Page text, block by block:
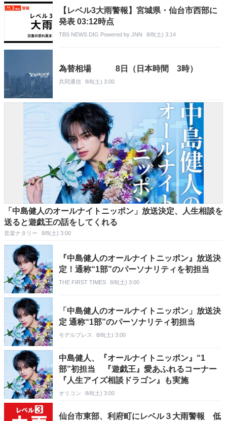
【レベル3大雨警報】宮城県・仙台市西部に
発表 03:12時点
TBS NEWS DIG Powered by JNN 8/8(土) 3:14
為替相場 8日（日本時間 3時）
共同通信 8/8(土) 3:00
「中島健人のオールナイトニッポン」放送決定、人生相談を
送ると遊戯王の話をしてくれる
音楽ナタリー 8/8(土) 3:00
『中島健人のオールナイトニッポン』放送決
定！通称“1部”のパーソナリティを初担当
THE FIRST TIMES 8/8(土) 3:00
「中島健人のオールナイトニッポン」放送決
定 通称“1部”のパーソナリティ初担当
モデルプレス 8/8(土) 3:00
中島健人、『オールナイトニッポン』“1
部”初担当 『遊戯王』愛あふれるコーナー
『人生アイズ相談ドラゴン』も実施
オリコン 8/8(土) 3:00
仙台市東部、利府町にレベル３大雨警報 低